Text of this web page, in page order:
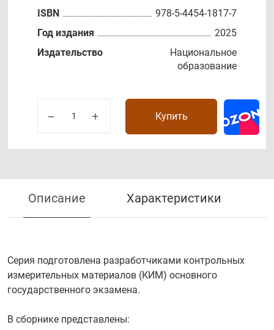
ISBN
978-5-4454-1817-7
Год издания
2025
Издательство
Национальное
образование
Купить
Описание Характеристики
Серия подготовлена разработчиками контрольных
измерительных материалов (КИМ) основного
государственного экзамена.
В сборнике представлены: